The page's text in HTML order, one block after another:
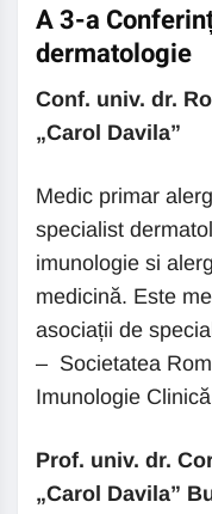
A 3-a
dermatologie
Conf. univ. dr.
„Carol Davila”
Medic primar
specialist
imunologie si
medicină. Este
asociații de
– Societatea
Imunologie
Prof. univ. dr.
„Carol Davila”